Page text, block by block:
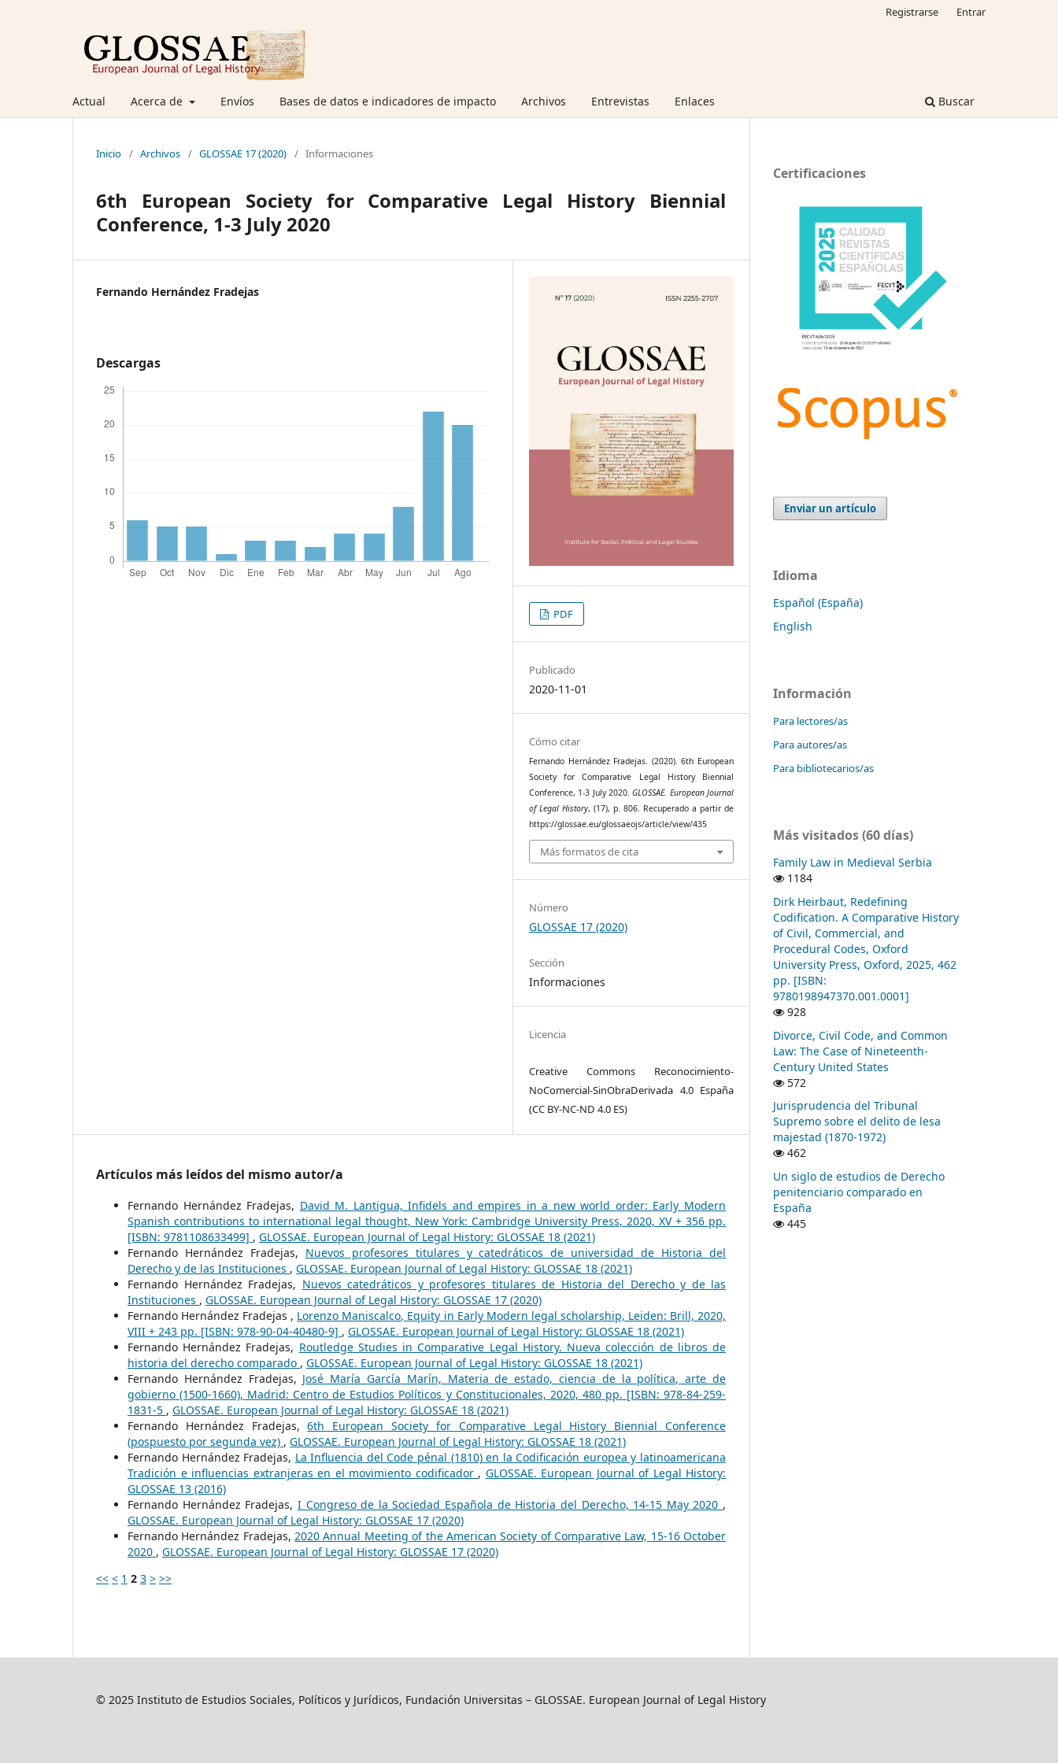
Actual Acerca de Envíos Bases de datos e indicadores de impacto Archivos Entrevistas Enlaces Buscar
Registrarse Entrar
Inicio / Archivos / GLOSSAE 17 (2020) / Informaciones
6th European Society for Comparative Legal History Biennial
Conference, 1-3 July 2020
Fernando Hernández Fradejas
Descargas
PDF
Publicado
2020-11-01
Cómo citar
Fernando Hernández Fradejas. (2020). 6th European
Society for Comparative Legal History Biennial
Conference, 1-3 July 2020.GLOSSAE. European Journal
of Legal History, (17), p. 806. Recuperado a partir de
https://glossae.eu/glossaeojs/article/view/435
Más formatos de cita
Número
GLOSSAE 17 (2020)
Sección
Informaciones
Licencia
Creative Commons Reconocimiento-
NoComercial-SinObraDerivada 4.0 España
(CC BY-NC-ND 4.0 ES)
Artículos más leídos del mismo autor/a
Fernando Hernández Fradejas, David M. Lantigua, Infidels and empires in a new world order: Early Modern
Spanish contributions to international legal thought, New York: Cambridge University Press, 2020, XV + 356 pp.
[ISBN: 9781108633499] , GLOSSAE. European Journal of Legal History: GLOSSAE 18 (2021)
Fernando Hernández Fradejas, Nuevos profesores titulares y catedráticos de universidad de Historia del
Derecho y de las Instituciones , GLOSSAE. European Journal of Legal History: GLOSSAE 18 (2021)
Fernando Hernández Fradejas, Nuevos catedráticos y profesores titulares de Historia del Derecho y de las
Instituciones , GLOSSAE. European Journal of Legal History: GLOSSAE 17 (2020)
Fernando Hernández Fradejas , Lorenzo Maniscalco, Equity in Early Modern legal scholarship, Leiden: Brill, 2020,
VIII + 243 pp. [ISBN: 978-90-04-40480-9] , GLOSSAE. European Journal of Legal History: GLOSSAE 18 (2021)
Fernando Hernández Fradejas, Routledge Studies in Comparative Legal History. Nueva colección de libros de
historia del derecho comparado , GLOSSAE. European Journal of Legal History: GLOSSAE 18 (2021)
Fernando Hernández Fradejas, José María García Marín, Materia de estado, ciencia de la política, arte de
gobierno (1500-1660), Madrid: Centro de Estudios Políticos y Constitucionales, 2020, 480 pp. [ISBN: 978-84-259-
1831-5 , GLOSSAE. European Journal of Legal History: GLOSSAE 18 (2021)
Fernando Hernández Fradejas,6th European Society for Comparative Legal History Biennial Conference
(pospuesto por segunda vez) , GLOSSAE. European Journal of Legal History: GLOSSAE 18 (2021)
Fernando Hernández Fradejas, La Influencia del Code pénal (1810) en la Codificación europea y latinoamericana
Tradición e influencias extranjeras en el movimiento codificador , GLOSSAE. European Journal of Legal History:
GLOSSAE 13 (2016)
Fernando Hernández Fradejas, I Congreso de la Sociedad Española de Historia del Derecho, 14-15 May 2020 ,
GLOSSAE. European Journal of Legal History: GLOSSAE 17 (2020)
Fernando Hernández Fradejas,2020 Annual Meeting of the American Society of Comparative Law, 15-16 October
2020 , GLOSSAE. European Journal of Legal History: GLOSSAE 17 (2020)
<< < 1 2 3 > >>
Certificaciones
Enviar un artículo
Idioma
Español (España)
English
Información
Para lectores/as
Para autores/as
Para bibliotecarios/as
Más visitados (60 días)
Family Law in Medieval Serbia
1184
Dirk Heirbaut, Redefining
Codification. A Comparative History
of Civil, Commercial, and
Procedural Codes, Oxford
University Press, Oxford, 2025, 462
pp. [ISBN:
9780198947370.001.0001]
928
Divorce, Civil Code, and Common
Law: The Case of Nineteenth-
Century United States
572
Jurisprudencia del Tribunal
Supremo sobre el delito de lesa
majestad (1870-1972)
462
Un siglo de estudios de Derecho
penitenciario comparado en
España
445
© 2025 Instituto de Estudios Sociales, Políticos y Jurídicos, Fundación Universitas – GLOSSAE. European Journal of Legal History